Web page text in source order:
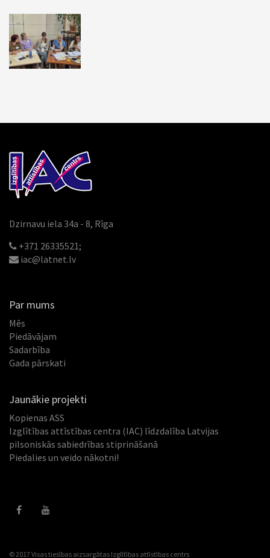
Dzirnavu iela 34a - 8, Rīga
+371 26335521;
iac@latnet.lv
Par mums
Mēs
Piedāvājam
Sadarbība
Gada pārskati
Jaunākie projekti
Kopienas ASS
Izglītības attīstības centra (IAC) līdzdalība Latvijas
pilsoniskās sabiedrības stiprināšanā
Piedalies un veido nākotni!
© 2017 Visas tiesības aizsargātas Izglītības attīstības centrs